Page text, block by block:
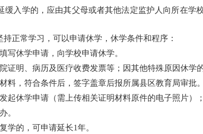
入学的，应由其父母或者其他法定监护人向所在学
正常学习，可以申请休学，休学条件和程序：
写休学申请，向学校申请休学。
证明、病历及医疗收费发票等；因其他特殊原因休学
料，符合条件后，签字盖章后报所属县区教育局审批。
起休学申请（需上传相关证明材料原件的电子照片）
。
学的，可申请延长1年。